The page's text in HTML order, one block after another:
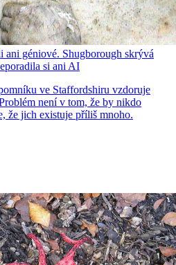
géniové. Shugborough skrývá
si ani AI
ve Staffordshiru vzdoruje
není v tom, že by nikdo
že jich existuje příliš mnoho.